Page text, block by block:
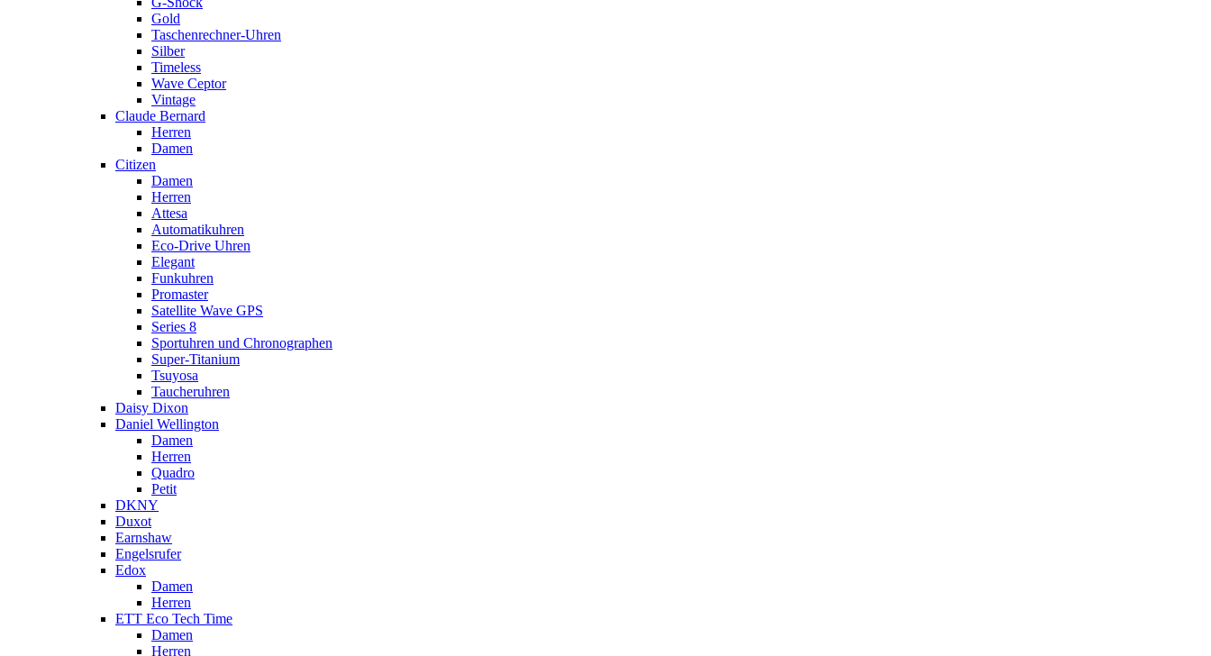
Gold
Taschenrechner-Uhren
Silber
Timeless
Wave Ceptor
Vintage
Claude Bernard
Herren
Damen
Citizen
Damen
Herren
Attesa
Automatikuhren
Eco-Drive Uhren
Elegant
Funkuhren
Promaster
Satellite Wave GPS
Series 8
Sportuhren und Chronographen
Super-Titanium
Tsuyosa
Taucheruhren
Daisy Dixon
Daniel Wellington
Damen
Herren
Quadro
Petit
DKNY
Duxot
Earnshaw
Engelsrufer
Edox
Damen
Herren
ETT Eco Tech Time
Damen
Herren